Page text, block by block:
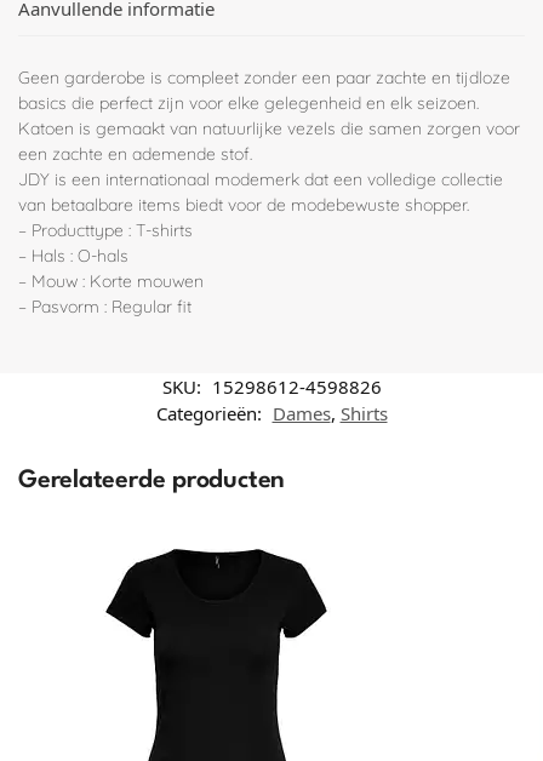
Aanvullende informatie
Geen garderobe is compleet zonder een paar zachte en tijdloze
basics die perfect zijn voor elke gelegenheid en elk seizoen.
Katoen is gemaakt van natuurlijke vezels die samen zorgen voor
een zachte en ademende stof.
JDY is een internationaal modemerk dat een volledige collectie
van betaalbare items biedt voor de modebewuste shopper.
– Producttype : T-shirts
– Hals : O-hals
– Mouw : Korte mouwen
– Pasvorm : Regular fit
SKU: 15298612-4598826
Categorieën: Dames, Shirts
Gerelateerde producten